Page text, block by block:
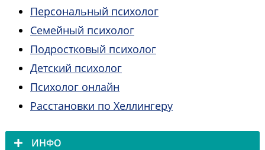
Персональный психолог
Семейный психолог
Подростковый психолог
Детский психолог
Психолог онлайн
Расстановки по Хеллингеру
ИНФО